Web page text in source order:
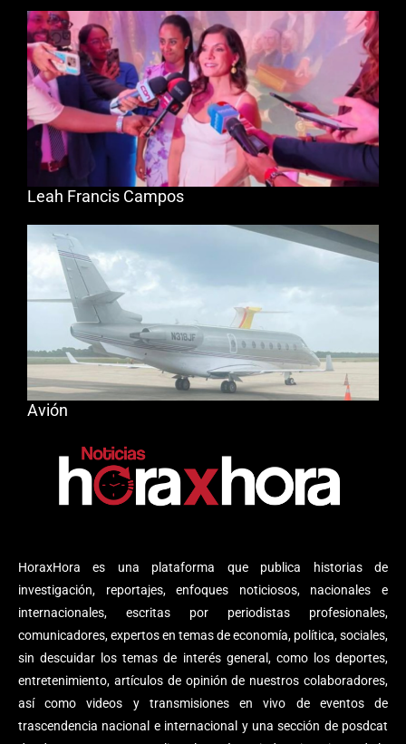
HoraxHora es una plataforma que publica historias de
investigación, reportajes, enfoques noticiosos, nacionales e
internacionales, escritas por periodistas profesionales,
comunicadores, expertos en temas de economía, política, sociales,
sin descuidar los temas de interés general, como los deportes,
entretenimiento, artículos de opinión de nuestros colaboradores,
así como videos y transmisiones en vivo de eventos de
trascendencia nacional e internacional y una sección de posdcat
Leah Francis Campos
Avión